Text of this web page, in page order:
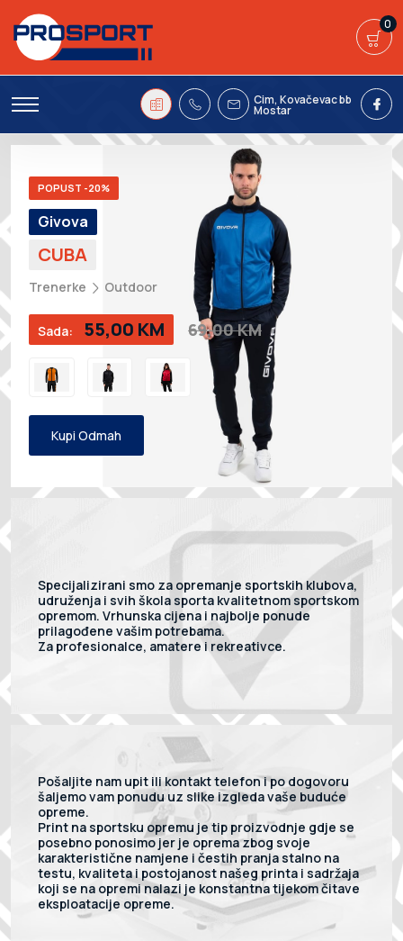
0
Cim, Kovačevac bb
Mostar
POPUST -20%
Givova
CUBA
Trenerke Outdoor
Sada: 55,00 KM 69,00 KM
Kupi Odmah
Specijalizirani smo za opremanje sportskih klubova,
udruženja i svih škola sporta kvalitetnom sportskom
opremom. Vrhunska cijena i najbolje ponude
prilagođene vašim potrebama.
Za profesionalce, amatere i rekreativce.
Pošaljite nam upit ili kontakt telefon i po dogovoru
šaljemo vam ponudu uz slike izgleda vaše buduće
opreme.
Print na sportsku opremu je tip proizvodnje gdje se
posebno ponosimo jer je oprema zbog svoje
karakteristične namjene i čestih pranja stalno na
testu, kvaliteta i postojanost našeg printa i sadržaja
koji se na opremi nalazi je konstantna tijekom čitave
eksploatacije opreme.